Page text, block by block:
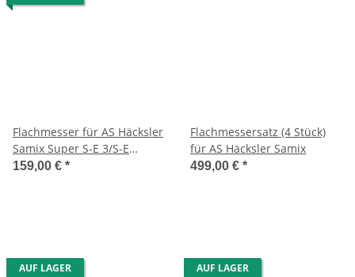
Flachmesser für AS Häcksler
Samix Super S-E 3/S-E
4/B6/SEF-S6/S-B 6 ( 1 Stück !)
159,00 € *
Flachmessersatz (4 Stück)
für AS Häcksler Samix
499,00 € *
AUF LAGER AUF LAGER